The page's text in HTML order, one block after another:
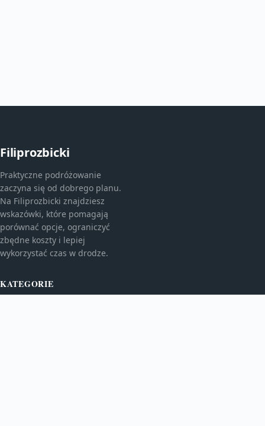
Filiprozbicki
Praktyczne podróżowanie
zaczyna się od dobrego planu.
Na Filiprozbicki znajdziesz
wskazówki, które pomagają
porównać opcje, ograniczyć
zbędne koszty i lepiej
wykorzystać czas w drodze.
KATEGORIE